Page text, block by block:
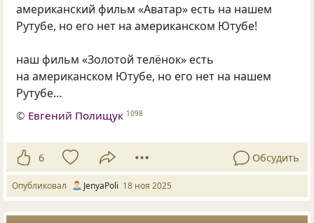
американский фильм «Аватар» есть на нашем
Рутубе, но его нет на американском Ютубе!
наш фильм «Золотой телёнок» есть
на американском Ютубе, но его нет на нашем
Рутубе…
© Евгений Полищук 1098
6 Обсудить
Опубликовал JenyaPoli 18 ноя 2025